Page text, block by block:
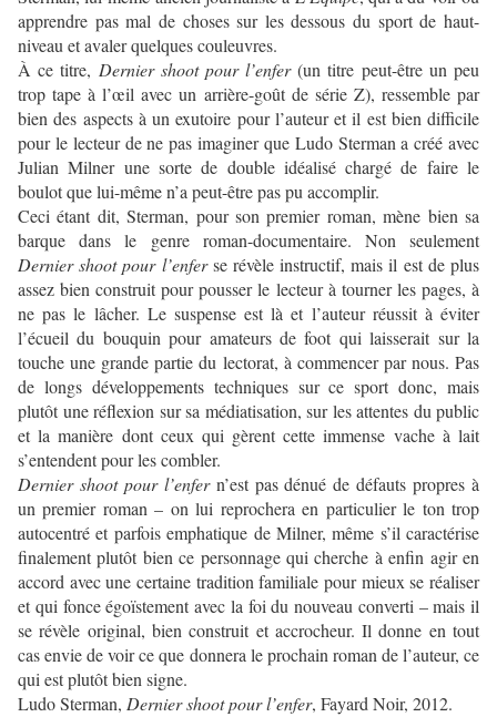
apprendre pas mal de choses sur les dessous du sport de haut-
niveau et avaler quelques couleuvres.
À ce titre, Dernier shoot pour l’enfer(un titre peut-être un peu
trop tape à l’œil avec un arrière-goût de série Z), ressemble par
bien des aspects à un exutoire pour l’auteur et il est bien difficile
pour le lecteur de ne pas imaginer que Ludo Sterman a créé avec
Julian Milner une sorte de double idéalisé chargé de faire le
boulot que lui-même n’a peut-être pas pu accomplir.
Ceci étant dit, Sterman, pour son premier roman, mène bien sa
barque dans le genre roman-documentaire. Non seulement
Dernier shoot pour l’enferse révèle instructif, mais il est de plus
assez bien construit pour pousser le lecteur à tourner les pages, à
ne pas le lâcher. Le suspense est là et l’auteur réussit à éviter
l’écueil du bouquin pour amateurs de foot qui laisserait sur la
touche une grande partie du lectorat, à commencer par nous. Pas
de longs développements techniques sur ce sport donc, mais
plutôt une réflexion sur sa médiatisation, sur les attentes du public
et la manière dont ceux qui gèrent cette immense vache à lait
s’entendent pour les combler.
Dernier shoot pour l’enfern’est pas dénué de défauts propres à
un premier roman – on lui reprochera en particulier le ton trop
autocentré et parfois emphatique de Milner, même s’il caractérise
finalement plutôt bien ce personnage qui cherche à enfin agir en
accord avec une certaine tradition familiale pour mieux se réaliser
et qui fonce égoïstement avec la foi du nouveau converti – mais il
se révèle original, bien construit et accrocheur. Il donne en tout
cas envie de voir ce que donnera le prochain roman de l’auteur, ce
qui est plutôt bien signe.
Ludo Sterman, Dernier shoot pour l’enfer, Fayard Noir, 2012.